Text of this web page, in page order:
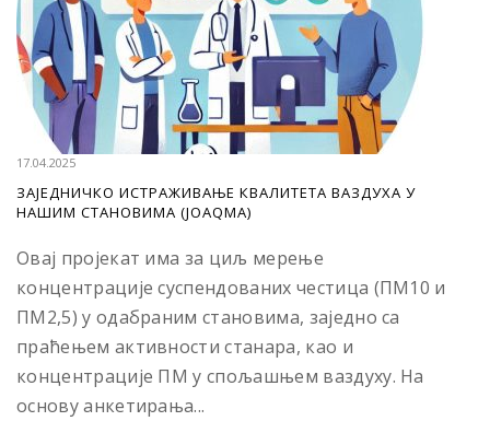
17.04.2025
ЗАЈЕДНИЧКО ИСТРАЖИВАЊЕ КВАЛИТЕТА ВАЗДУХА У
НАШИМ СТАНОВИМА (JOAQMA)
Овај пројекат има за циљ мерење
концентрацијe суспендованих честица (ПМ10 и
ПМ2,5) у одабраним становима, заједно са
праћењем активности станара, као и
концентрацијe ПМ у спољашњем ваздуху. На
основу анкетирања...